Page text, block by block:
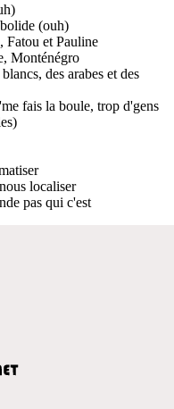
(ouh)
Fatou et Pauline
Monténégro
des arabes et des
fais la boule, trop d'gens
localiser
pas qui c'est